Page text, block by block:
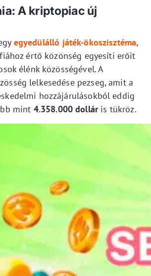
A kriptopiac új
egyedülálló játék-ökoszisztéma,
értő közönség egyesíti erőit
élénk közösségével. A
lelkesedése pezseg, amit a
hozzájárulásokból eddig
mint 4.358.000 dolláris tükröz.